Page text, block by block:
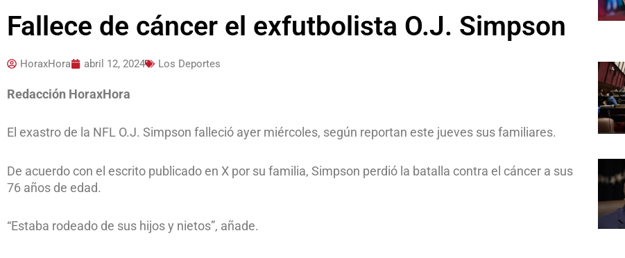
Fallece de cáncer el exfutbolista O.J. Simpson
HoraxHora abril 12, 2024 Los Deportes
Redacción HoraxHora
El exastro de la NFL O.J. Simpson falleció ayer miércoles, según reportan este jueves sus familiares.
De acuerdo con el escrito publicado en X por su familia, Simpson perdió la batalla contra el cáncer a sus
76 años de edad.
“Estaba rodeado de sus hijos y nietos”, añade.